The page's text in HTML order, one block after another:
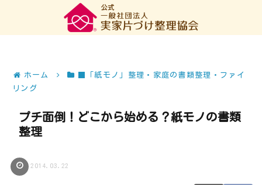
ホーム
■「紙モノ」整理・家庭の書類整理・ファイ
リング
プチ面倒！どこから始める？紙モノの書類
整理
2014.03.22